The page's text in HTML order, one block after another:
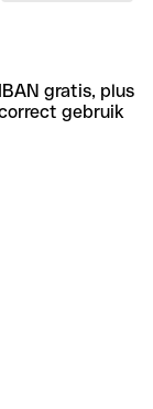
gratis, plus
gebruik